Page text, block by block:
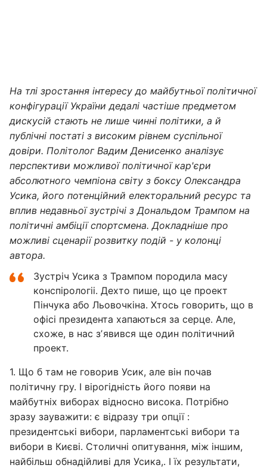
На тлі зростання інтересу до майбутньої політичної
конфігурації України дедалі частіше предметом
дискусій стають не лише чинні політики, а й
публічні постаті з високим рівнем суспільної
довіри. Політолог Вадим Денисенко аналізує
перспективи можливої політичної кар'єри
абсолютного чемпіона світу з боксу Олександра
Усика, його потенційний електоральний ресурс та
вплив недавньої зустрічі з Дональдом Трампом на
політичні амбіції спортсмена. Докладніше про
можливі сценарії розвитку подій - у колонці
автора.
Зустріч Усика з Трампом породила масу
конспірологіі. Дехто пише, що це проект
Пінчука або Льовочкіна. Хтось говорить, що в
офісі президента хапаються за серце. Але,
схоже, в нас зʼявився ще один політичний
проект.
1. Що б там не говорив Усик, але він почав
політичну гру. І вірогідність його появи на
майбутніх виборах відносно висока. Потрібно
зразу зауважити: є відразу три опції :
президентські вибори, парламентські вибори та
вибори в Києві. Столичні опитування, між іншим,
найбільш обнадійливі для Усика,. І їх результати,